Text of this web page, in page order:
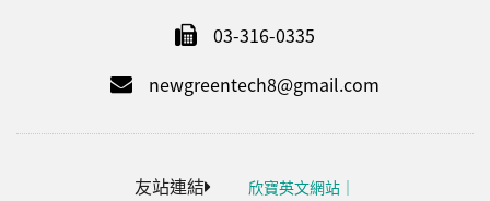
03-316-0335
newgreentech8@gmail.com
友站連結 欣寶英文網站